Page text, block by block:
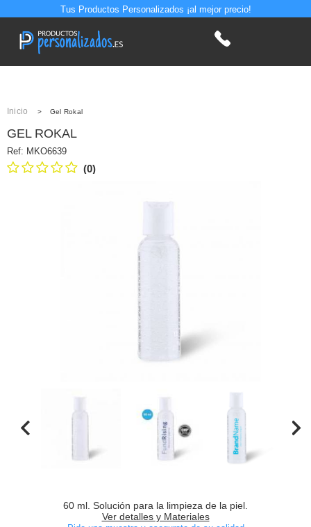
Tus Productos Personalizados ¡al mejor precio!
Inicio > Gel Rokal
GEL ROKAL
Ref: MKO6639
(0)
60 ml. Solución para la limpieza de la piel.
Ver detalles y Materiales